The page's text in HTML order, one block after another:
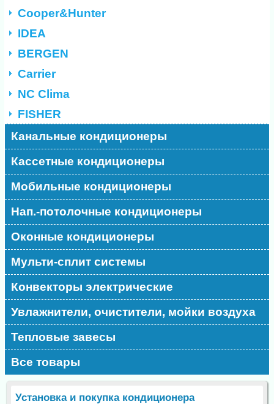
Cooper&Hunter
IDEA
BERGEN
Carrier
NC Clima
FISHER
Канальные кондиционеры
Кассетные кондиционеры
Мобильные кондиционеры
Нап.-потолочные кондиционеры
Оконные кондиционеры
Мульти-сплит системы
Конвекторы электрические
Увлажнители, очистители, мойки воздуха
Тепловые завесы
Все товары
Установка и покупка кондиционера